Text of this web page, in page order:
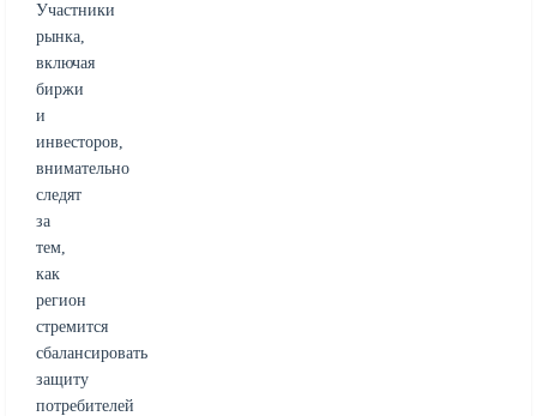
Участники
рынка,
включая
биржи
и
инвесторов,
внимательно
следят
за
тем,
как
регион
стремится
сбалансировать
защиту
потребителей